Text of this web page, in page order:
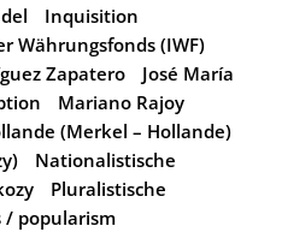
Inquisition
Währungsfonds (IWF)
Zapatero
José María
Mariano Rajoy
(Merkel – Hollande)
Nationalistische
Pluralistische
/ popularism